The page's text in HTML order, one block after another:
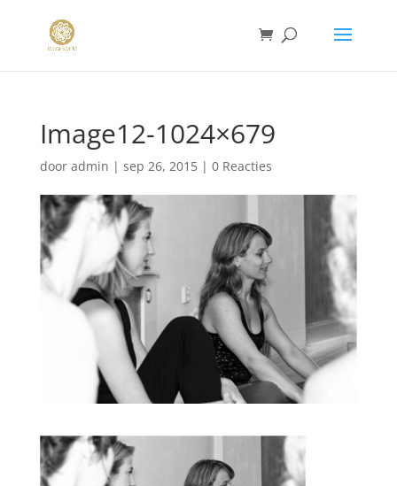
Image12-1024×679
door admin | sep 26, 2015| 0 Reacties